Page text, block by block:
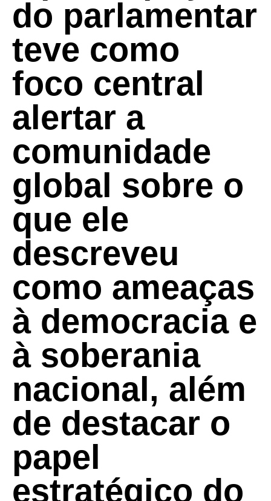
do parlamentar
teve como
foco central
alertar a
comunidade
global sobre o
que ele
descreveu
como ameaças
à democracia e
à soberania
nacional, além
de destacar o
papel
estratégico do